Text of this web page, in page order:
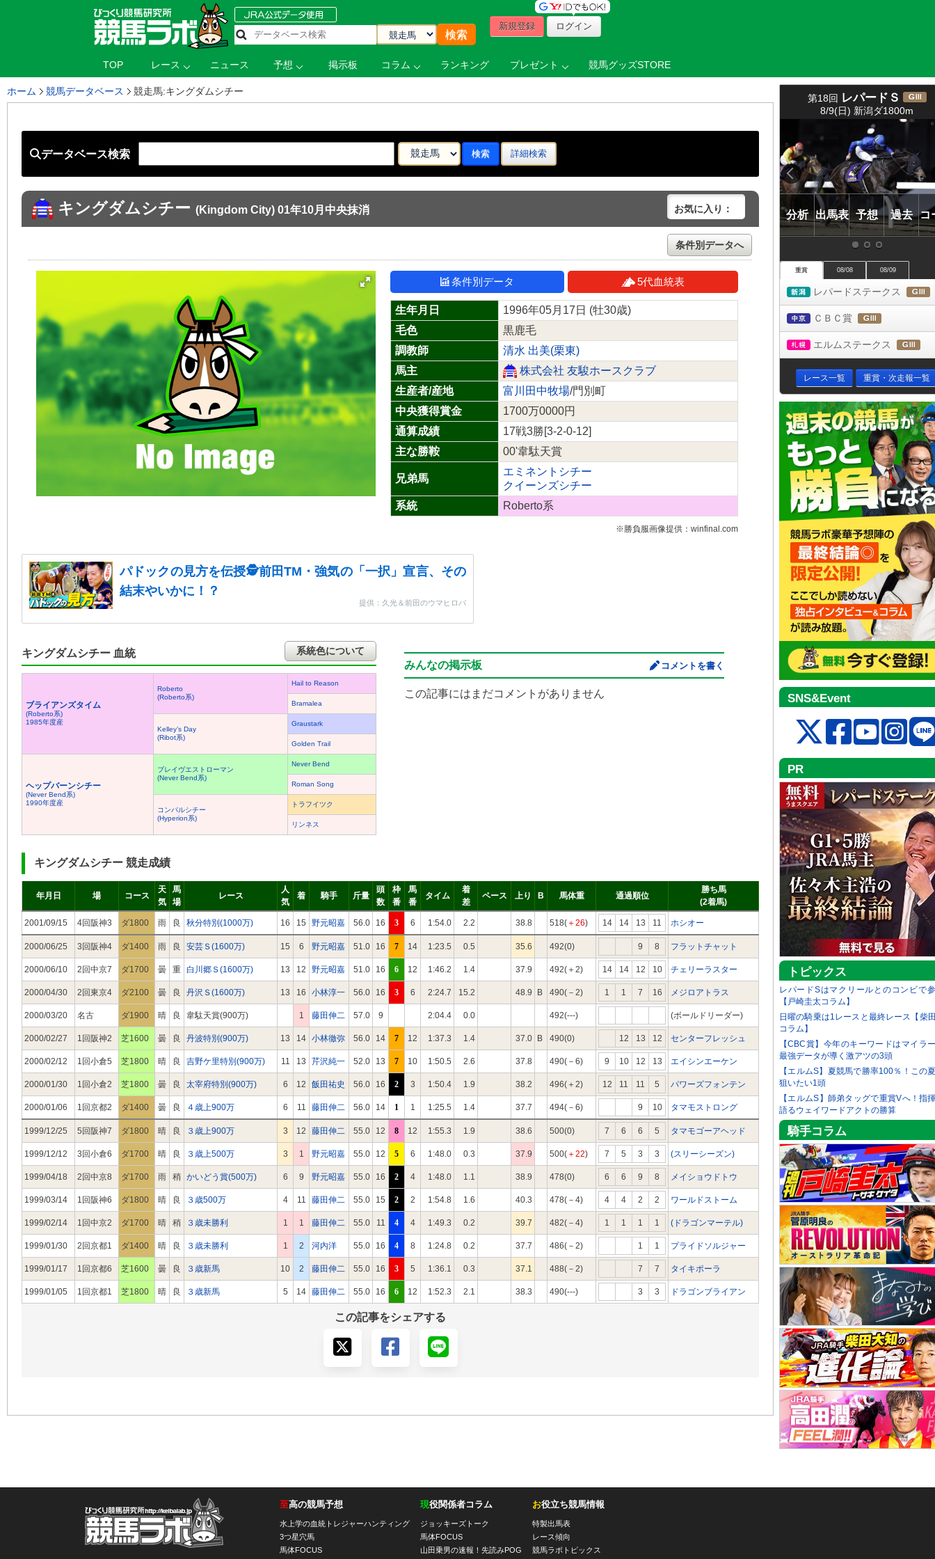
新規登録 ログイン
TOP レース ニュース 予想 掲示板 コラム ランキング プレゼント 競馬グッズSTORE
第18回 レパードＳ
(
ＧⅢ)
8/9(日) 新潟ダ1800m
分析 出馬表 予想 過去 コ
重賞 08/08 08/09
新潟
レパードステークス
中京
ＣＢＣ賞
札幌
エルムステークス
レース一覧 重賞・次走報一覧
SNS&Event
PR
トピックス
レパードSはマクリールとのコンビで
【戸崎圭太コラム】
日曜の騎乗は1レースと最終レース【柴
コラム】
【CBC賞】今年のキーワードはマイラ
最強データが導く激アツの3頭
【エルムS】夏競馬で勝率100％！この
狙いたい1頭
【エルムS】師弟タッグで重賞Vへ！指
語るウェイワードアクトの勝算
騎手コラム
ホーム 競馬データベース 競走馬:キングダムシチー
データベース検索 詳細検索
キングダムシチー (Kingdom City) 01年10月中央抹消 お気に入り：
条件別データへ
条件別データ 5代血統表
生年月日
1996年05月17日 (牡30歳)
毛色
黒鹿毛
調教師
清水 出美(栗東)
馬主
株式会社 友駿ホースクラブ
生産者/産地
富川田中牧場/門別町
中央獲得賞金
1700万0000円
通算成績
17戦3勝[3-2-0-12]
主な勝鞍
00'韋駄天賞
兄弟馬
エミネントシチー
クイーンズシチー
系統
Roberto系
※勝負服画像提供：winfinal.com
パドックの見方を伝授🕵前田TM・強気の「一択」宣言、その
結末やいかに！？
提供：久光＆前田のウマヒロバ
キングダムシチー 血統 系統色について
ブライアンズタイム
(Roberto系)
1985年度産
Roberto
(Roberto系)
Hail to Reason
Bramalea
Kelley’s Day
(Ribot系)
Graustark
Golden Trail
ヘップバーンシチー
(Never Bend系)
1990年度産
ブレイヴエストローマン
(Never Bend系)
Never Bend
Roman Song
コンパルシチー
(Hyperion系)
トラフイツク
リンネス
コメントを書く
みんなの掲示板
この記事にはまだコメントがありません
キングダムシチー 競走成績
年月日 場 コース
天
気
馬
場
レース
人
気
着 騎手 斤量
頭
数
枠
番
馬
番
タイム
着
差
ペース 上り B 馬体重 通過順位
勝ち馬
(2着馬)
2001/09/15 4回阪神3 ダ1800 雨 良 秋分特別(1000万) 16 15 野元昭嘉 56.0 16 3 6 1:54.0 2.2 38.8 518( ＋26) 14 14 13 11 ホシオー
2000/06/25 3回阪神4 ダ1400 雨 良 安芸Ｓ(1600万) 15 6 野元昭嘉 51.0 16 7 14 1:23.5 0.5 35.6 492(0) 9 8 フラットチャット
2000/06/10 2回中京7 ダ1700 曇 重 白川郷Ｓ(1600万) 13 12 野元昭嘉 51.0 16 6 12 1:46.2 1.4 37.9 492(＋2) 14 14 12 10 チェリーラスター
2000/04/30 2回東京4 ダ2100 曇 良 丹沢Ｓ(1600万) 13 16 小林淳一 56.0 16 3 6 2:24.7 15.2 48.9 B 490(－2) 1 1 7 16 メジロアトラス
2000/03/20 名古 ダ1900 晴 良 韋駄天賞(900万) 1 藤田伸二 57.0 9 2:04.4 0.0 492(---) (ボールドリーダー)
2000/02/27 1回阪神2 芝1600 曇 良 丹波特別(900万) 13 14 小林徹弥 56.0 14 7 12 1:37.3 1.4 37.0 B 490(0) 12 13 12 センターフレッシュ
2000/02/12 1回小倉5 芝1800 晴 良 吉野ケ里特別(900万) 11 13 芹沢純一 52.0 13 7 10 1:50.5 2.6 37.8 490(－6) 9 10 12 13 エイシンエーケン
2000/01/30 1回小倉2 芝1800 曇 良 太宰府特別(900万) 6 12 飯田祐史 56.0 16 2 3 1:50.4 1.9 38.2 496(＋2) 12 11 11 5 パワーズフォンテン
2000/01/06 1回京都2 ダ1400 曇 良 ４歳上900万 6 11 藤田伸二 56.0 14 1 1 1:25.5 1.4 37.7 494(－6) 9 10 タマモストロング
1999/12/25 5回阪神7 ダ1800 晴 良 ３歳上900万 3 12 藤田伸二 55.0 12 8 12 1:55.3 1.9 38.6 500(0) 7 6 6 5 タマモゴーアヘッド
1999/12/12 3回小倉6 ダ1700 晴 良 ３歳上500万 3 1 野元昭嘉 55.0 12 5 6 1:48.0 0.3 37.9 500( ＋22) 7 5 3 3 (スリーシーズン)
1999/04/18 2回中京8 ダ1700 雨 稍 かいどう賞(500万) 6 9 野元昭嘉 55.0 16 2 4 1:48.0 1.1 38.9 478(0) 6 6 9 8 メイショウドトウ
1999/03/14 1回阪神6 ダ1800 晴 良 ３歳500万 4 11 藤田伸二 55.0 15 2 2 1:54.8 1.6 40.3 478(－4) 4 4 2 2 ワールドストーム
1999/02/14 1回中京2 ダ1700 晴 稍 ３歳未勝利 1 1 藤田伸二 55.0 11 4 4 1:49.3 0.2 39.7 482(－4) 1 1 1 1 (ドラゴンマーテル)
1999/01/30 2回京都1 ダ1400 晴 良 ３歳未勝利 1 2 河内洋 55.0 16 4 8 1:24.8 0.2 37.7 486(－2) 1 1 プライドソルジャー
1999/01/17 1回京都6 芝1600 曇 良 ３歳新馬 10 2 藤田伸二 55.0 16 3 5 1:36.1 0.3 37.1 488(－2) 7 7 タイキポーラ
1999/01/05 1回京都1 芝1800 晴 良 ３歳新馬 5 14 藤田伸二 55.0 16 6 12 1:52.3 2.1 38.3 490(---) 3 3 ドラゴンブライアン
この記事をシェアする
至高の競馬予想
水上学の血統トレジャーハンティング
3つ星穴馬
馬体FOCUS
現役関係者コラム
ジョッキーズトーク
馬体FOCUS
山田乗男の速報！先読みPOG
お役立ち競馬情報
特製出馬表
レース傾向
競馬ラボトピックス